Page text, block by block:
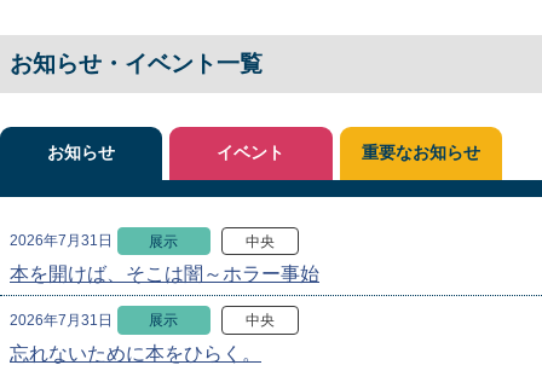
お知らせ・イベント一覧
お知らせ
2026年7月31日 展示 中央
本を開けば、そこは闇～ホラー事始
2026年7月31日 展示 中央
忘れないために本をひらく。
イベント 重要なお知らせ